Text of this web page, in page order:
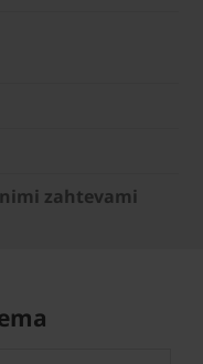
zahtevami